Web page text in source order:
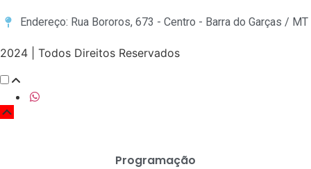
Endereço: Rua Bororos, 673 - Centro - Barra do Garças / MT
2024 | Todos Direitos Reservados
Programação